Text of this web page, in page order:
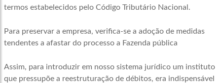
termos estabelecidos pelo Código Tributário Nacional.
Para preservar a empresa, verifica-se a adoção de medidas
tendentes a afastar do processo a Fazenda pública
Assim, para introduzir em nosso sistema jurídico um instituto
que pressupõe a reestruturação de débitos, era indispensável